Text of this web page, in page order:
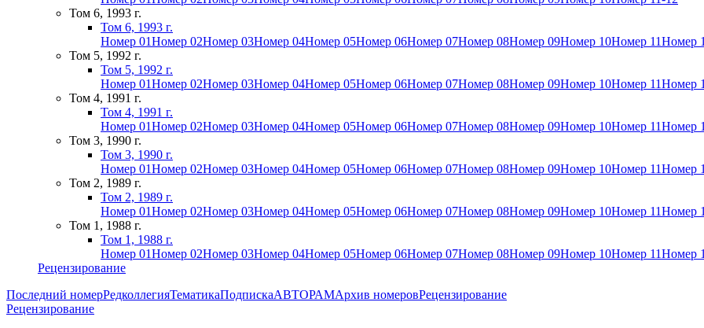
Том 6, 1993 г.
Том 6, 1993 г.
Номер 01Номер 02Номер 03Номер 04Номер 05Номер 06Номер 07Номер 08Номер 09Номер 10Номер 11Номер
Том 5, 1992 г.
Том 5, 1992 г.
Номер 01Номер 02Номер 03Номер 04Номер 05Номер 06Номер 07Номер 08Номер 09Номер 10Номер 11Номер
Том 4, 1991 г.
Том 4, 1991 г.
Номер 01Номер 02Номер 03Номер 04Номер 05Номер 06Номер 07Номер 08Номер 09Номер 10Номер 11Номер
Том 3, 1990 г.
Том 3, 1990 г.
Номер 01Номер 02Номер 03Номер 04Номер 05Номер 06Номер 07Номер 08Номер 09Номер 10Номер 11Номер
Том 2, 1989 г.
Том 2, 1989 г.
Номер 01Номер 02Номер 03Номер 04Номер 05Номер 06Номер 07Номер 08Номер 09Номер 10Номер 11Номер
Том 1, 1988 г.
Том 1, 1988 г.
Номер 01Номер 02Номер 03Номер 04Номер 05Номер 06Номер 07Номер 08Номер 09Номер 10Номер 11Номер
Рецензирование
Последний номерРедколлегияТематикаПодпискаАВТОРАМАрхив номеровРецензирование
Рецензирование